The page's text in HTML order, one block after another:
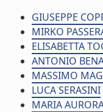
GIUSEPPE
MIRKO
ELISABETTA
ANTONIO
MASSIMO
LUCA SERASINI
MARIA